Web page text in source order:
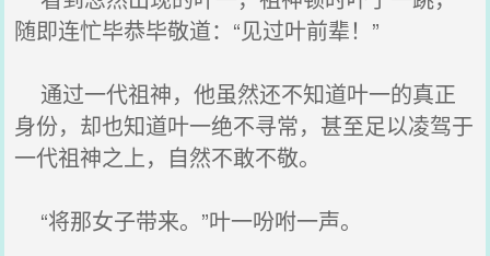
随即连忙毕恭毕敬道：“见过叶前辈！”
通过一代祖神，他虽然还不知道叶一的真正
身份，却也知道叶一绝不寻常，甚至足以凌驾于
一代祖神之上，自然不敢不敬。
“将那女子带来。”叶一吩咐一声。